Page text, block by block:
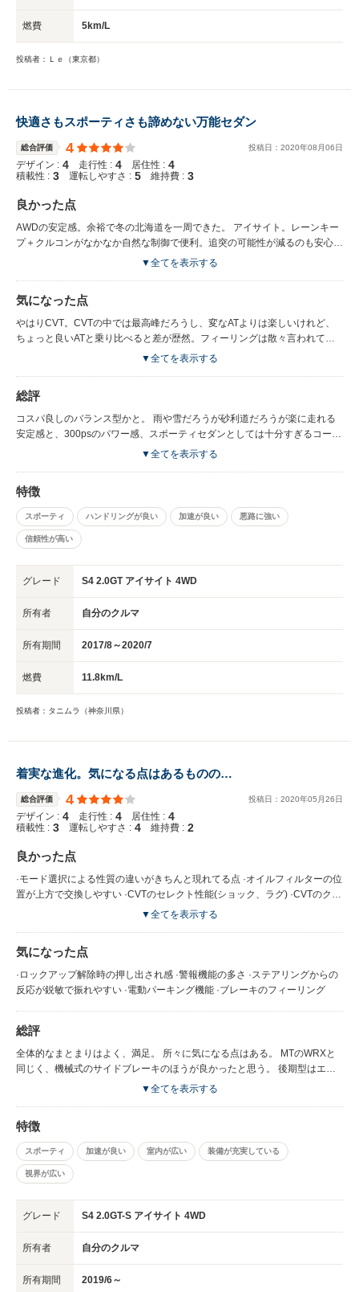
燃費 5km/L
投稿者：Ｌｅ（東京都）
快適さもスポーティさも諦めない万能セダン
総合評価 4 投稿日： 2020年08 月06日
デザイン : 4 走行性 : 4 居住性 : 4
積載性 : 3 運転しやすさ : 5 維持費 : 3
良かった点
AWDの安定感。余裕で冬の北海道を一周できた。 アイサイト。レーンキー
プ＋クルコンがなかなか自然な制御で便利。追突の可能性が減るのも安心感
あり。 しっかりした車体剛性と足回り。セダンとしてはかなり安定してコ
▼全てを表示する
気になった点
やはりCVT。CVTの中では最高峰だろうし、変なATよりは楽しいけれど、
ちょっと良いATと乗り比べると差が歴然。フィーリングは散々言われてい
るとおりだが、騒音も気になる。ミャーミャーと、発情した猫のような…。
シィBPもそうだった…）
▼全てを表示する
総評
コスパ良しのバランス型かと。 雨や雪だろうが砂利道だろうが楽に走れる
安定感と、300psのパワー感、スポーティセダンとしては十分すぎるコーナ
リング性能が、300万円台前半で手に入ってしまうという。ゴリゴリのスポ
くおすすめできる車です。
▼全てを表示する
特徴
スポーティ ハンドリングが良い 加速が良い 悪路に強い
信頼性が高い
グレード S4 2.0GT アイサイト 4WD
所有者 自分のクルマ
所有期間 2017/8～2020/7
燃費 11.8km/L
投稿者：タニムラ（神奈川県）
着実な進化。気になる点はあるものの…
総合評価 4 投稿日： 2020年05 月26日
デザイン : 4 走行性 : 4 居住性 : 4
積載性 : 3 運転しやすさ : 4 維持費 : 2
良かった点
·モード選択による性質の違いがきちんと現れてる点 ·オイルフィルターの位
置が上方で交換しやすい ·CVTのセレクト性能(ショック、ラグ) ·CVTのクロ
スステップ(メーターとの協調含む) ·視界の広さ ·エアコン操作ダイヤル ·全
▼全てを表示する
気になった点
·ロックアップ解除時の押し出され感 ·警報機能の多さ ·ステアリングからの
反応が鋭敏で振れやすい ·電動パーキング機能 ·ブレーキのフィーリング
総評
全体的なまとまりはよく、満足。 所々に気になる点はある。 MTのWRXと
同じく、機械式のサイドブレーキのほうが良かったと思う。 後期型はエア
コン操作ダイヤルが、ダイヤルではなくなってしまったので残念に思う。
▼全てを表示する
特徴
スポーティ 加速が良い 室内が広い 装備が充実している
視界が広い
グレード S4 2.0GT-S アイサイト 4WD
所有者 自分のクルマ
所有期間 2019/6～